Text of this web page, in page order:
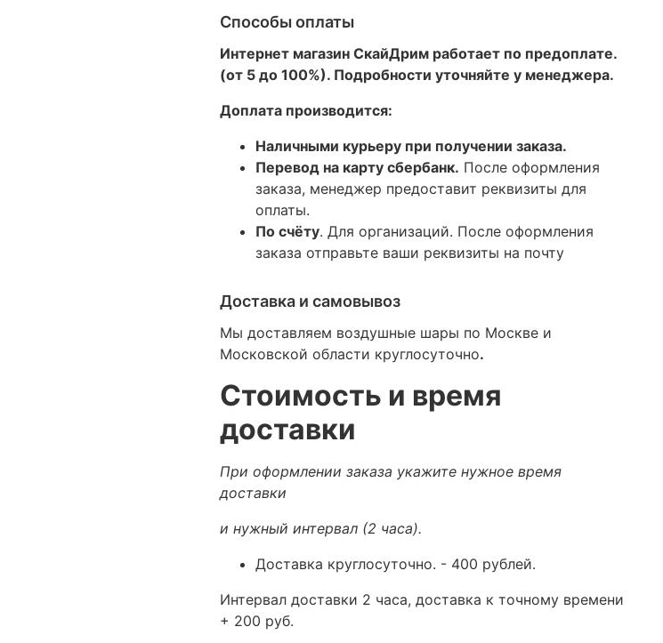
Способы оплаты
Интернет магазин СкайДрим работает по предоплате.
(от 5 до 100%). Подробности уточняйте у менеджера.
Доплата производится:
Наличными курьеру при получении заказа.
Перевод на карту сбербанк. После оформления
заказа, менеджер предоставит реквизиты для
оплаты.
По счёту. Для организаций. После оформления
заказа отправьте ваши реквизиты на почту
Доставка и самовывоз
Мы доставляем воздушные шары по Москве и
Московской области круглосуточно.
Стоимость и время
доставки
При оформлении заказа укажите нужное время
доставки
и нужный интервал (2 часа).
Доставка круглосуточно. - 400 рублей.
Интервал доставки 2 часа, доставка к точному времени
+ 200 руб.